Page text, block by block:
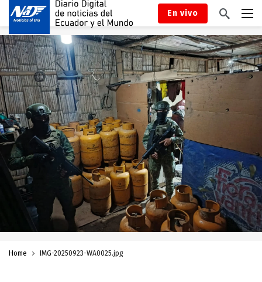
En vivo
Home IMG-20250923-WA0025.jpg